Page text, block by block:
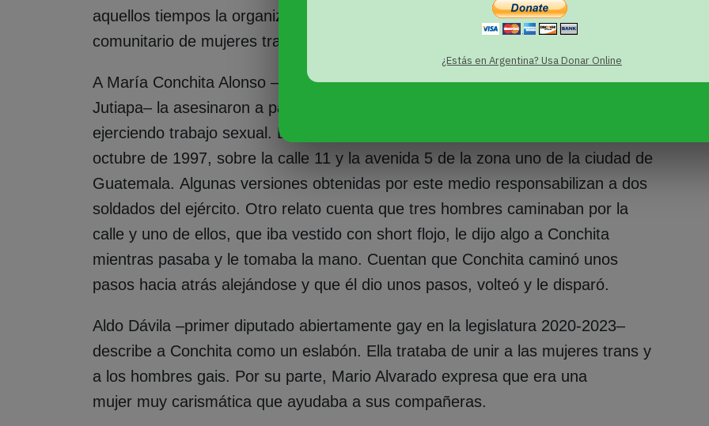
¿Estás en Argentina? Usa Donar Online
aquellos tiempos la organización Rodalinda era la única que apoyó el desarrollo
comunitario de mujeres trans en esa época.
A María Conchita Alonso –una mujer trans de 23 años Alonzo, originaria de
Jutiapa– la asesinaron a pasos de la organización Oasis, mientras sobrevivía
ejerciendo trabajo sexual. El transfeminicidio se perpetró el jueves 2 de
octubre de 1997, sobre la calle 11 y la avenida 5 de la zona uno de la ciudad de
Guatemala. Algunas versiones obtenidas por este medio responsabilizan a dos
soldados del ejército. Otro relato cuenta que tres hombres caminaban por la
calle y uno de ellos, que iba vestido con short flojo, le dijo algo a Conchita
mientras pasaba y le tomaba la mano. Cuentan que Conchita caminó unos
pasos hacia atrás alejándose y que él dio unos pasos, volteó y le disparó.
Aldo Dávila –primer diputado abiertamente gay en la legislatura 2020-2023–
describe a Conchita como un eslabón. Ella trataba de unir a las mujeres trans y
a los hombres gais. Por su parte, Mario Alvarado expresa que era una
mujer muy carismática que ayudaba a sus compañeras.